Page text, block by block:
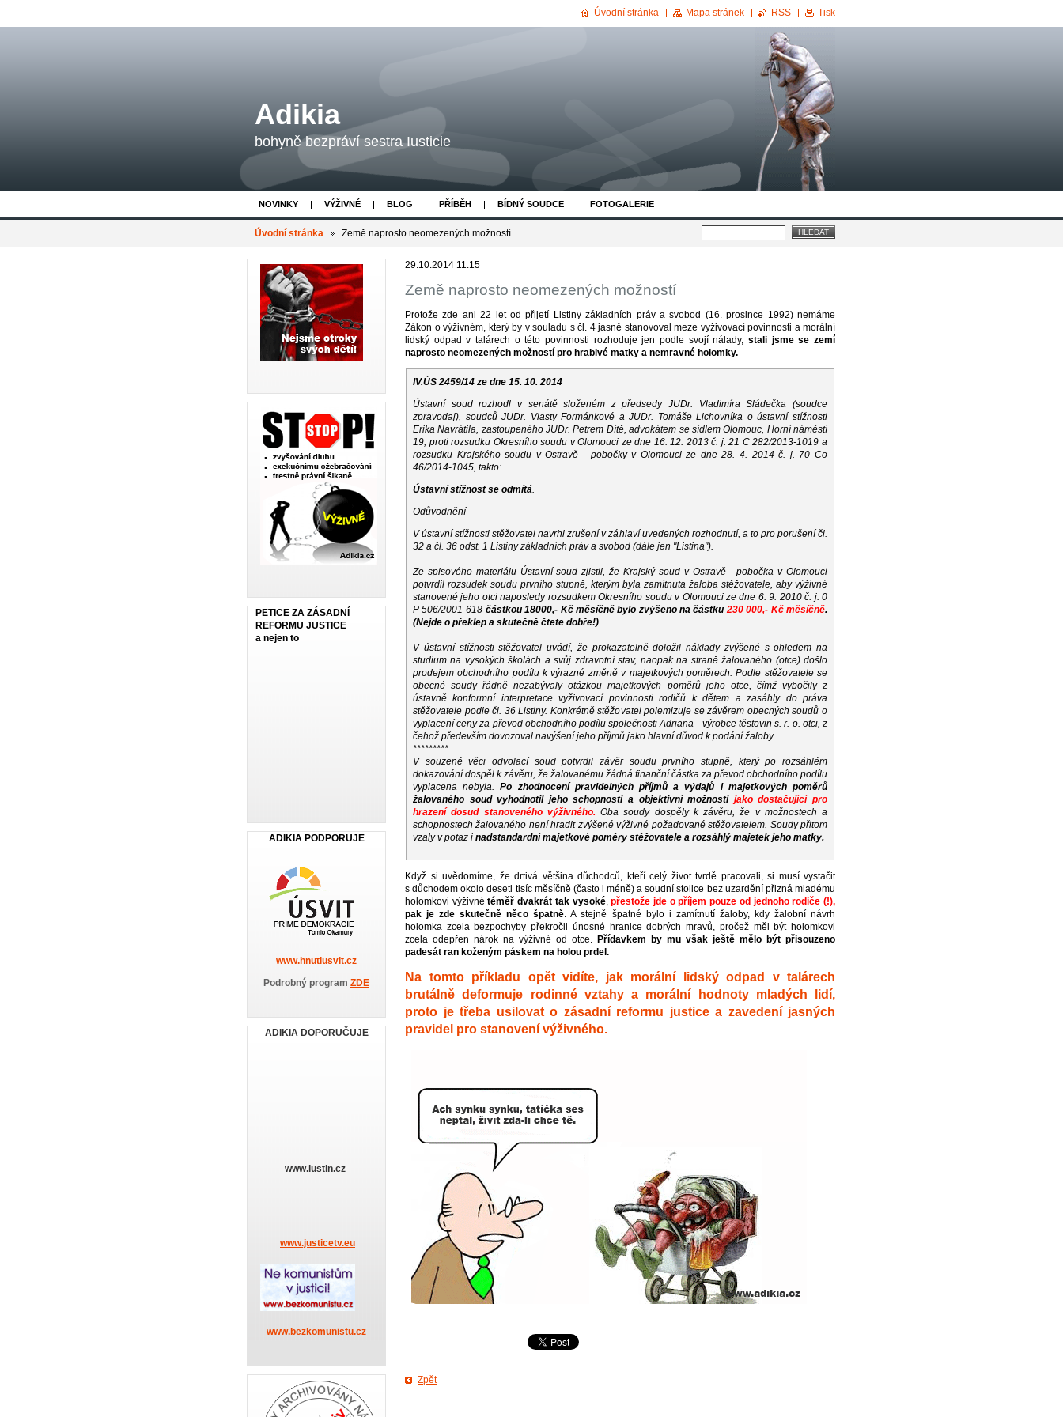
Adikia
bohyně bezpráví sestra Iusticie
NOVINKY VÝŽIVNÉ BLOG PŘÍBĚH BÍDNÝ SOUDCE FOTOGALERIE
Úvodní stránka Země naprosto neomezených možností
29.10.2014 11:15
Země naprosto neomezených možností
Protože zde ani 22 let od přijetí Listiny základních práv a svobod (16. prosince 1992) nemáme
Zákon o výživném, který by v souladu s čl. 4 jasně stanovoval meze vyživovací povinnosti a morální
lidský odpad v talárech o této povinnosti rozhoduje jen podle svojí nálady, stali jsme se zemí
naprosto neomezených možností pro hrabivé matky a nemravné holomky.
IV.ÚS 2459/14 ze dne 15. 10. 2014
Ústavní soud rozhodl v senátě složeném z předsedy JUDr. Vladimíra Sládečka (soudce
zpravodaj), soudců JUDr. Vlasty Formánkové a JUDr. Tomáše Lichovníka o ústavní stížnosti
Erika Navrátila, zastoupeného JUDr. Petrem Dítě, advokátem se sídlem Olomouc, Horní náměstí
19, proti rozsudku Okresního soudu v Olomouci ze dne 16. 12. 2013 č. j. 21 C 282/2013-1019 a
rozsudku Krajského soudu v Ostravě - pobočky v Olomouci ze dne 28. 4. 2014 č. j. 70 Co
46/2014-1045, takto:
Ústavní stížnost se odmítá.
Odůvodnění
V ústavní stížnosti stěžovatel navrhl zrušení v záhlaví uvedených rozhodnutí, a to pro porušení čl.
32 a čl. 36 odst. 1 Listiny základních práv a svobod (dále jen "Listina").
Ze spisového materiálu Ústavní soud zjistil, že Krajský soud v Ostravě - pobočka v Olomouci
potvrdil rozsudek soudu prvního stupně, kterým byla zamítnuta žaloba stěžovatele, aby výživné
stanovené jeho otci naposledy rozsudkem Okresního soudu v Olomouci ze dne 6. 9. 2010 č. j. 0
P 506/2001-618 částkou 18000,- Kč měsíčně bylo zvýšeno na částku230 000,- Kč měsíčně.
(Nejde o překlep a skutečně čtete dobře!)
V ústavní stížnosti stěžovatel uvádí, že prokazatelně doložil náklady zvýšené s ohledem na
studium na vysokých školách a svůj zdravotní stav, naopak na straně žalovaného (otce) došlo
prodejem obchodního podílu k výrazné změně v majetkových poměrech. Podle stěžovatele se
obecné soudy řádně nezabývaly otázkou majetkových poměrů jeho otce, čímž vybočily z
ústavně konformní interpretace vyživovací povinnosti rodičů k dětem a zasáhly do práva
stěžovatele podle čl. 36 Listiny. Konkrétně stěžovatel polemizuje se závěrem obecných soudů o
vyplacení ceny za převod obchodního podílu společnosti Adriana - výrobce těstovin s. r. o. otci, z
čehož především dovozoval navýšení jeho příjmů jako hlavní důvod k podání žaloby.
*********
V souzené věci odvolací soud potvrdil závěr soudu prvního stupně, který po rozsáhlém
dokazování dospěl k závěru, že žalovanému žádná finanční částka za převod obchodního podílu
vyplacena nebyla.Po zhodnocení pravidelných příjmů a výdajů i majetkových poměrů
žalovaného soud vyhodnotil jeho schopnosti a objektivní možnosti jako dostačující pro
hrazení dosud stanoveného výživného. Oba soudy dospěly k závěru, že v možnostech a
schopnostech žalovaného není hradit zvýšené výživné požadované stěžovatelem. Soudy přitom
vzaly v potaz i nadstandardní majetkové poměry stěžovatele a rozsáhlý majetek jeho matky.
Když si uvědomíme, že drtivá většina důchodců, kteří celý život tvrdě pracovali, si musí vystačit
s důchodem okolo deseti tisíc měsíčně (často i méně) a soudní stolice bez uzardění přizná mladému
holomkovi výživnétéměř dvakrát tak vysoké,přestože jde o příjem pouze od jednoho rodiče (!),
pak je zde skutečně něco špatně. A stejně špatné bylo i zamítnutí žaloby, kdy žalobní návrh
holomka zcela bezpochyby překročil únosné hranice dobrých mravů, pročež měl být holomkovi
zcela odepřen nárok na výživné od otce. Přídavkem by mu však ještě mělo být přisouzeno
padesát ran koženým páskem na holou prdel.
Na tomto příkladu opět vidíte, jak morální lidský odpad v talárech
brutálně deformuje rodinné vztahy a morální hodnoty mladých lidí,
proto je třeba usilovat o zásadní reformu justice a zavedení jasných
pravidel pro stanovení výživného.
Zpět
PETICE ZA ZÁSADNÍ
REFORMU JUSTICE
a nejen to
ADIKIA PODPORUJE
www.hnutiusvit.cz
Podrobný program ZDE
ADIKIA DOPORUČUJE
www.iustin.cz
www.justicetv.eu
www.bezkomunistu.cz
Úvodní stránka Mapa stránek RSS Tisk